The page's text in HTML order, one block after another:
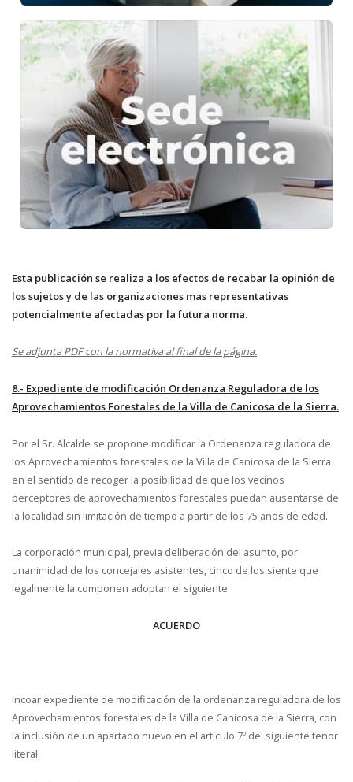
Esta publicación se realiza a los efectos de recabar la opinión de
los sujetos y de las organizaciones mas representativas
potencialmente afectadas por la futura norma.
Se adjunta PDF con la normativa al final de la página.
8.- Expediente de modificación Ordenanza Reguladora de los
Aprovechamientos Forestales de la Villa de Canicosa de la Sierra.
Por el Sr. Alcalde se propone modificar la Ordenanza reguladora de
los Aprovechamientos forestales de la Villa de Canicosa de la Sierra
en el sentido de recoger la posibilidad de que los vecinos
perceptores de aprovechamientos forestales puedan ausentarse de
la localidad sin limitación de tiempo a partir de los 75 años de edad.
La corporación municipal, previa deliberación del asunto, por
unanimidad de los concejales asistentes, cinco de los siente que
legalmente la componen adoptan el siguiente
ACUERDO
Incoar expediente de modificación de la ordenanza reguladora de los
Aprovechamientos forestales de la Villa de Canicosa de la Sierra, con
la inclusión de un apartado nuevo en el artículo 7º del siguiente tenor
literal: